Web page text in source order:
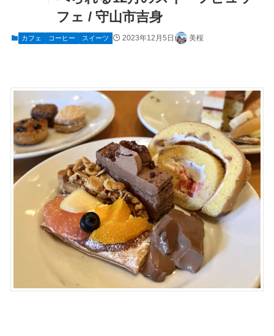
フェ / 守山市吉身
カフェ コーヒー スイーツ 2023年12月5日 美桜